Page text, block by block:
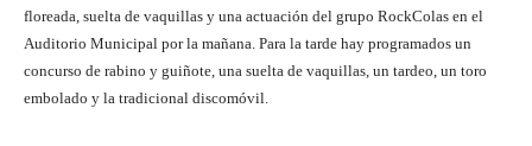
floreada, suelta de vaquillas y una actuación del grupo RockColas en el
Auditorio Municipal por la mañana. Para la tarde hay programados un
concurso de rabino y guiñote, una suelta de vaquillas, un tardeo, un toro
embolado y la tradicional discomóvil.